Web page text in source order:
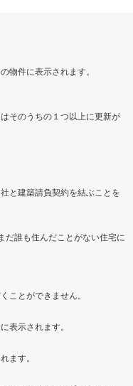
物件に表示されます。
そのうちの１つ以上に更新が
と建築請負契約を結ぶことを
だ誰も住んだことがない住宅に
ことができません。
表示されます。
ます。